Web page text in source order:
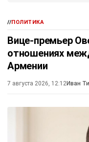
//ПОЛИТИКА
Вице-премьер
отношениях
Армении
7 августа 2026, 12:12Иван